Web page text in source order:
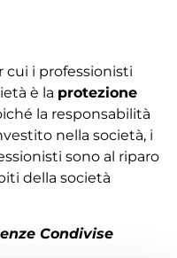
cui i professionisti
è la protezione
la responsabilità
nella società, i
sono al riparo
della società
Condivise